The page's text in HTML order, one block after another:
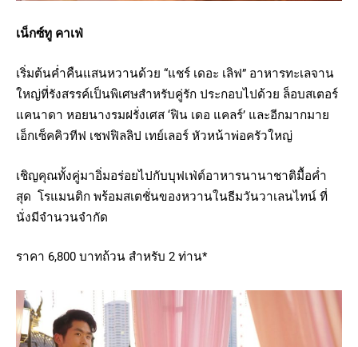
เน็กซ์ทู คาเฟ่
เริ่มต้นค่ำคืนแสนหวานด้วย “แชร์ เดอะ เลิฟ” อาหารทะเลจาน
ใหญ่ที่รังสรรค์เป็นพิเศษสำหรับคู่รัก ประกอบไปด้วย ล็อบสเตอร์
แคนาดา หอยนางรมฝรั่งเศส ‘ฟิน เดอ แคลร์’ และอีกมากมาย
เอ็กเซ็คคิวทีฟ เชฟฟิลลิป เทย์เลอร์ หัวหน้าพ่อครัวใหญ่
เชิญคุณทั้งคู่มาอิ่มอร่อยไปกับบุฟเฟ่ต์อาหารนานาชาติมื้อค่ำ
สุด โรแมนติก พร้อมสเตชั่นของหวานในธีมวันวาเลนไทน์ ที่
นั่งมีจำนวนจำกัด
ราคา 6,800 บาทถ้วน สำหรับ 2 ท่าน*